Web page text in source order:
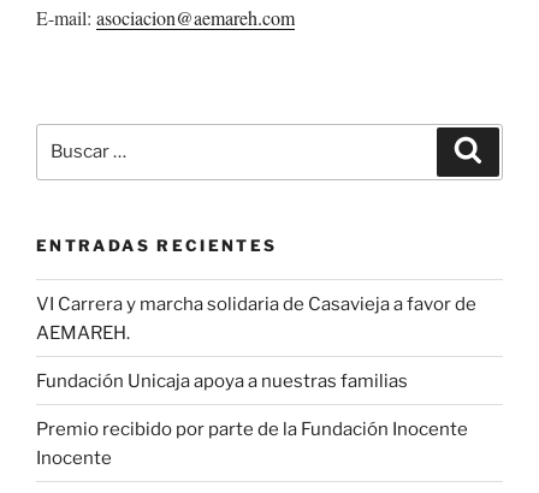
E-mail: asociacion@aemareh.com
por:
ENTRADAS RECIENTES
VI Carrera y marcha solidaria de Casavieja a favor de
AEMAREH.
Fundación Unicaja apoya a nuestras familias
Premio recibido por parte de la Fundación Inocente
Inocente